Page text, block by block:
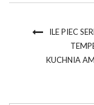
ILE PIEC
KUCHNIA